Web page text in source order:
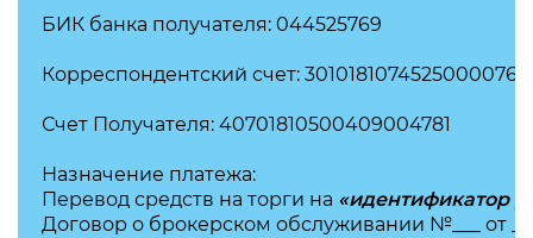
БИК банка получателя: 044525769
Корреспондентский счет: 30101810745250000769
Счет Получателя: 40701810500409004781
Назначение платежа:
Перевод средств на торги на «идентификатор
Договор о брокерском обслуживании №___ от ___